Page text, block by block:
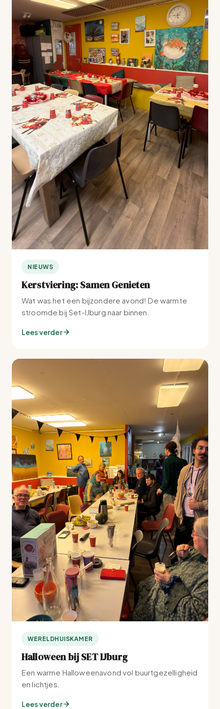
NIEUWS
Kerstviering: Samen Genieten
Wat was het een bijzondere avond! De warmte
stroomde bij Set-IJburg naar binnen.
Lees verder
WERELDHUISKAMER
Halloween bij SET IJburg
Een warme Halloweenavond vol buurtgezelligheid
en lichtjes.
Lees verder